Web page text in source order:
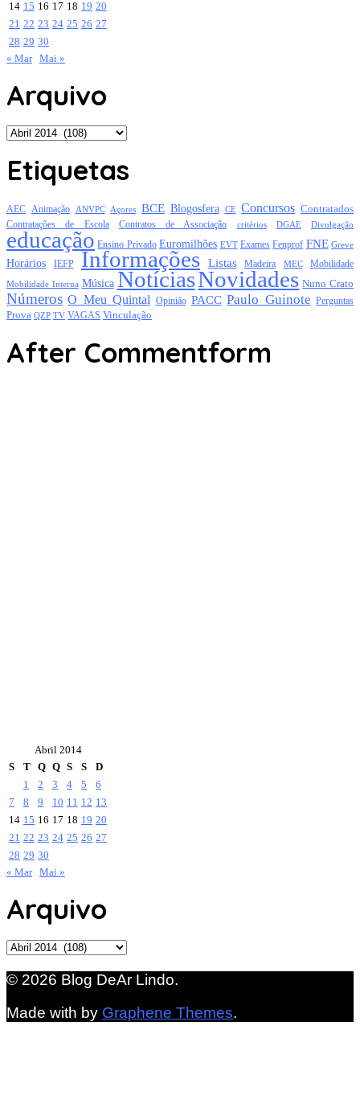
14 15 16 17 18 19 20
21 22 23 24 25 26 27
28 29 30
« Mar Mai »
Arquivo
Arquivo
Etiquetas
AEC Animação ANVPC Açores BCE Blogosfera CE Concursos Contratados
Contratações de Escola Contratos de Associação critérios DGAE Divulgação
educação Ensino Privado Euromilhões EVT Exames Fenprof FNE Greve
Horários IEFP Informações Listas Madeira MEC Mobilidade
Mobilidade Interna Música NotíciasNovidades Nuno Crato
Números O Meu Quintal Opinião PACC Paulo Guinote Perguntas
Prova QZP TV VAGAS Vinculação
After Commentform
Abril 2014
S
T Q Q S S
D
1
2 3 4 5
6
7
8 9 10 11 12 13
14 15 16 17 18 19 20
21 22 23 24 25 26 27
28 29 30
« Mar Mai »
Arquivo
Arquivo
© 2026 Blog DeAr Lindo.
Made with by Graphene Themes.